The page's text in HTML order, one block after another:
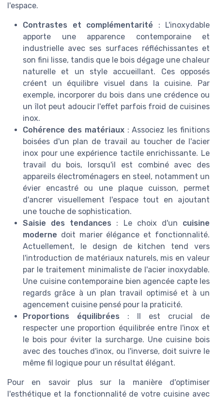
l'espace.
Contrastes et complémentarité : L'inoxydable
apporte une apparence contemporaine et
industrielle avec ses surfaces réfléchissantes et
son fini lisse, tandis que le bois dégage une chaleur
naturelle et un style accueillant. Ces opposés
créent un équilibre visuel dans la cuisine. Par
exemple, incorporer du bois dans une crédence ou
un îlot peut adoucir l'effet parfois froid de cuisines
inox.
Cohérence des matériaux: Associez les finitions
boisées d'un plan de travail au toucher de l'acier
inox pour une expérience tactile enrichissante. Le
travail du bois, lorsqu'il est combiné avec des
appareils électroménagers en steel, notamment un
évier encastré ou une plaque cuisson, permet
d'ancrer visuellement l'espace tout en ajoutant
une touche de sophistication.
Saisie des tendances : Le choix d'un cuisine
moderne doit marier élégance et fonctionnalité.
Actuellement, le design de kitchen tend vers
l'introduction de matériaux naturels, mis en valeur
par le traitement minimaliste de l'acier inoxydable.
Une cuisine contemporaine bien agencée capte les
regards grâce à un plan travail optimisé et à un
agencement cuisine pensé pour la praticité.
Proportions équilibrées : Il est crucial de
respecter une proportion équilibrée entre l'inox et
le bois pour éviter la surcharge. Une cuisine bois
avec des touches d'inox, ou l'inverse, doit suivre le
même fil logique pour un résultat élégant.
Pour en savoir plus sur la manière d'optimiser
l'esthétique et la fonctionnalité de votre cuisine avec